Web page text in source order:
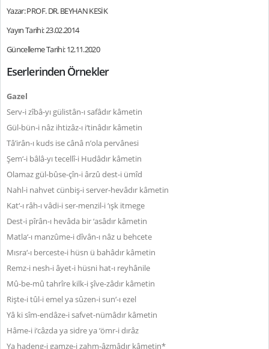
Yazar: PROF. DR. BEYHAN KESİK
Yayın Tarihi: 23.02.2014
Güncelleme Tarihi: 12.11.2020
Eserlerinden Örnekler
Gazel
Serv-i zîbâ-yı gülistân-ı safâdır kâmetin
Gül-bün-i nâz ihtizâz-ı i‘tinâdır kâmetin
Tâ’irân-ı kuds ise cânâ n’ola pervânesi
Şem‘-i bâlâ-yı tecellî-i Hudâdır kâmetin
Olamaz gül-bûse-çîn-i ârzû dest-i ümîd
Nahl-i nahvet cünbiş-i server-hevâdır kâmetin
Kat‘-ı râh-ı vâdi-i ser-menzil-i ‘ışk itmege
Dest-i pîrân-ı hevâda bir ‘asâdır kâmetin
Matla‘-ı manzûme-i dîvân-ı nâz u behcete
Mısra‘-ı berceste-i hüsn ü bahâdır kâmetin
Remz-i nesh-i âyet-i hüsni hat-ı reyhânile
Mû-be-mû tahrîre kilk-i şîve-zâdır kâmetin
Rişte-i tûl-i emel ya sûzen-i sun‘-ı ezel
Yâ ki sîm-endâze-i safvet-nümâdır kâmetin
Hâme-i i‘câzda ya sidre ya ‘ömr-i dırâz
Ya hadeng-i gamze-i zahm-âzmâdır kâmetin*